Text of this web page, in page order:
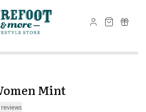
Mint
reviews